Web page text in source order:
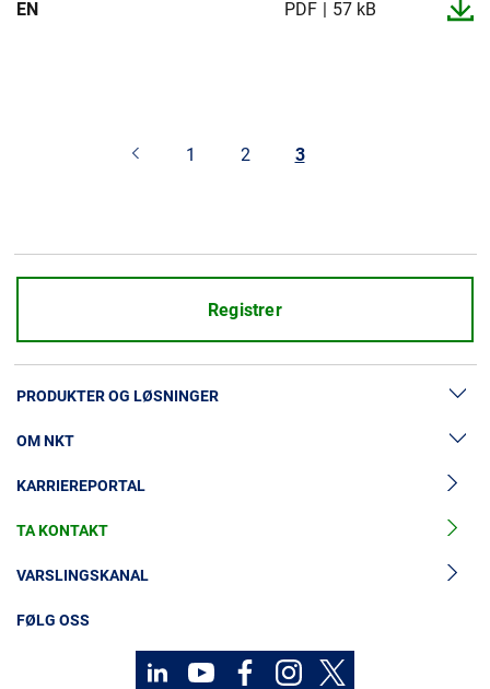
EN
PDF 57 kB
1 2 3
Registrer
PRODUKTER OG LØSNINGER
Lavspenningskabler
Mellomspenningskabler
Mellomspenningskabeltilbehør
Høyspenningskabelløsninger
OM NKT
Nyheter og presse
Vår historie
Investorer
Bærekraft
KARRIEREPORTAL
TA KONTAKT
VARSLINGSKANAL
FØLG OSS